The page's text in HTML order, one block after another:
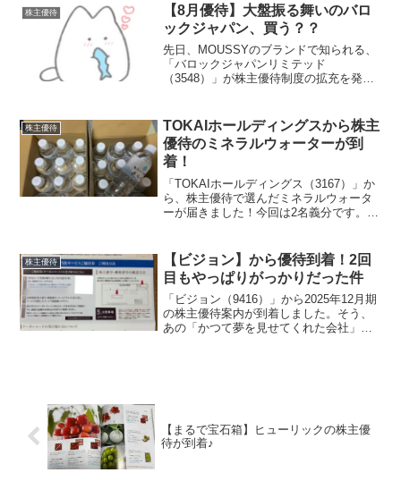
優待内容毎年12月末時点の株主を対象に
バリューカフェ...
株主優待
【8月優待】大盤振る舞いのバロ
ックジャパン、買う？？
先日、MOUSSYのブランドで知られる、
「バロックジャパンリミテッド
（3548）」が株主優待制度の拡充を発表
容を確認しておきたいと思います。優待
内容はかなり良いですよ...
株主優待
TOKAIホールディングスから株主
優待のミネラルウォーターが到
着！
「TOKAIホールディングス（3167）」か
ら、株主優待で選んだミネラルウォータ
ーが届きました！今回は2名義分です。と
内容【権利月：3月末・9月末】TOKAIホ
ールディ...
株主優待
【ビジョン】から優待到着！2回
目もやっぱりがっかりだった件
「ビジョン（9416）」から2025年12月期
の株主優待案内が到着しました。そう、
あの「かつて夢を見せてくれた会社」で
【まるで宝石箱】ヒューリックの株主優
待が到着♪